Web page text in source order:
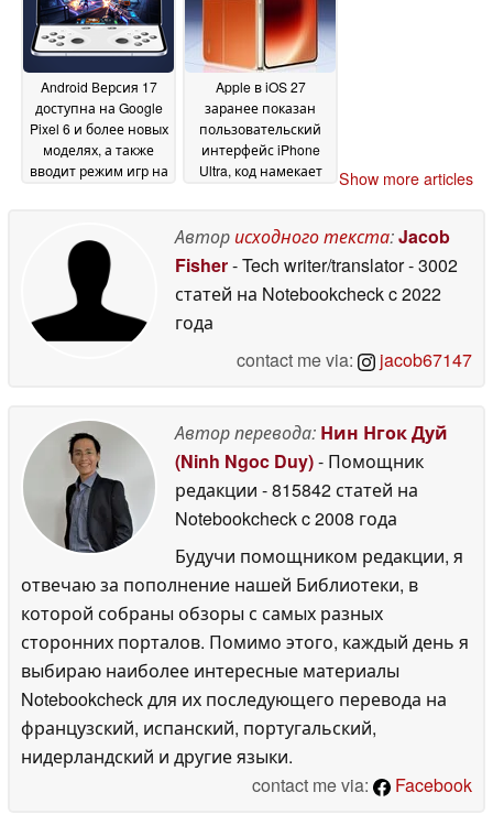
June 2026
June 2026
Android Версия 17
доступна на Google
Pixel 6 и более новых
моделях, а также
вводит режим игр на
Apple в iOS 27
заранее показан
пользовательский
интерфейс iPhone
Ultra, код намекает
2026
Show more articles
Авторисходного текста:Jacob
Fisher- Tech writer/translator- 3002
статей на Notebookcheckc 2022
года
contact me via:
jacob67147
Автор перевода: Нин Нгок Дуй
(Ninh Ngoc Duy)- Помощник
редакции - 815842 статей на
Notebookcheckc 2008 года
Будучи помощником редакции, я
отвечаю за пополнение нашей Библиотеки, в
которой собраны обзоры с самых разных
сторонних порталов. Помимо этого, каждый день я
выбираю наиболее интересные материалы
Notebookcheck для их последующего перевода на
французский, испанский, португальский,
нидерландский и другие языки.
contact me via:
Facebook